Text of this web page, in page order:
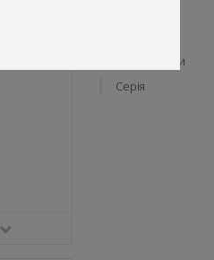
Склад плівки
Серія